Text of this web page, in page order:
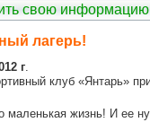
свою информацию
лагерь!
г
клуб «Янтарь»
маленькая жизнь! И ее